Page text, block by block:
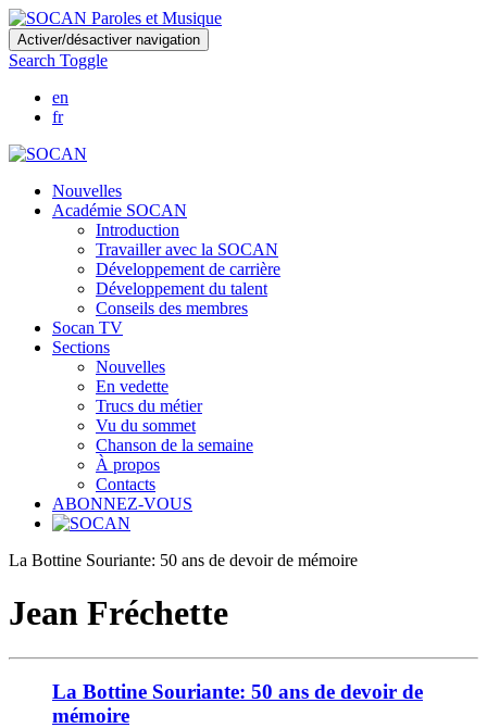
Skip
to
main
content
Activer/désactiver navigation
Search Toggle
en
fr
Nouvelles
Académie SOCAN
Introduction
Travailler avec la SOCAN
Développement de carrière
Développement du talent
Conseils des membres
Socan TV
Sections
Nouvelles
En vedette
Trucs du métier
Vu du sommet
Chanson de la semaine
À propos
Contacts
ABONNEZ-VOUS
La Bottine Souriante: 50 ans de devoir de mémoire
Jean Fréchette
La Bottine Souriante: 50 ans de devoir de
mémoire